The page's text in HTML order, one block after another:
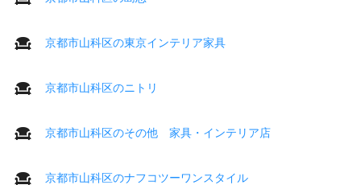
京都市山科区の東京インテリア家具
京都市山科区のニトリ
京都市山科区のその他 家具・インテリア店
京都市山科区のナフコツーワンスタイル